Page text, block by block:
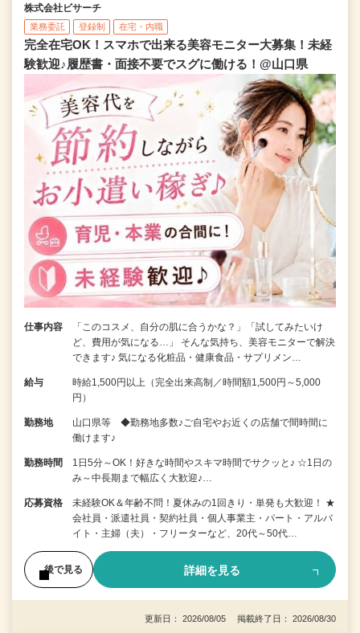
株式会社ビサーチ
業務委託 登録制 在宅・内職
完全在宅OK！スマホで出来る美容モニター大募集！未経
験歓迎♪履歴書・面接不要でスグに働ける！@山口県
仕事内容
「このコスメ、自分の肌に合うかな？」「試してみたいけ
ど、費用が気になる…」 そんな気持ち、美容モニターで解決
できます♪ 気になる化粧品・健康食品・サプリメン…
給与
時給1,500円以上（完全出来高制／時間額1,500円～5,000
円）
勤務地
山口県等 ◆勤務地多数♪ご自宅やお近くの店舗で間時間に
働けます♪
勤務時間
1日5分～OK！好きな時間やスキマ時間でサクッと♪ ☆1日の
み～中長期まで幅広く大歓迎♪…
応募資格
未経験OK＆年齢不問！夏休みの1回きり・単発も大歓迎！ ★
会社員・派遣社員・契約社員・個人事業主・パート・アルバ
イト・主婦（夫）・フリーターなど、20代～50代…
後で見る 詳細を見る
更新日： 2026/08/05 掲載終了日： 2026/08/30